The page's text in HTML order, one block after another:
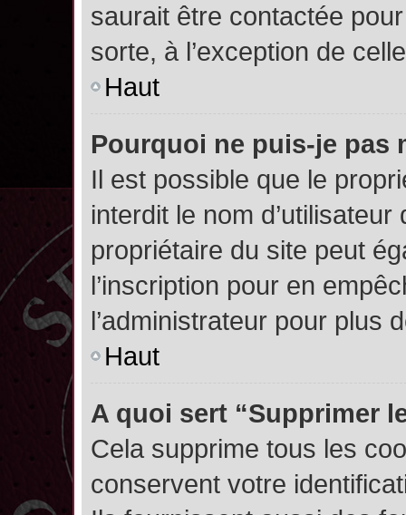
saurait être contactée
sorte, à l’exception de
Haut
Pourquoi ne puis-je pas
Il est possible que le
interdit le nom
propriétaire du site peut
l’inscription pour en
l’administrateur pour plus
Haut
A quoi sert “Supprimer
Cela supprime tous les
conservent votre